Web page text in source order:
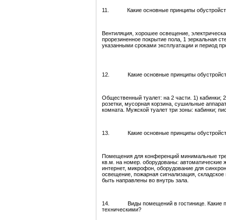
11. Какие основные принципы
Вентиляция, хорошее освещение,
прорезиненное покрытие пола, 1 зеркальная
указанными сроками эксплуатации и период
12. Какие основные принципы
Общественный туалет: на 2 части. 1)
розетки, мусорная корзина, сушильные
комната. Мужской туалет три зоны: кабинки;
13. Какие основные принципы
Помещения для конференций минимальные
кв.м. на номер. оборудованы: автоматические
интернет, микрофон, оборудование для
освещение, пожарная сигнализация,
быть направлены во внутрь зала.
14. Виды помещений в гостинице. Какие
техническими?